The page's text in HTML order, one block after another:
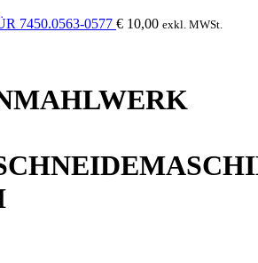
7450.0563-0577 € 10,00 exkl. MWSt.